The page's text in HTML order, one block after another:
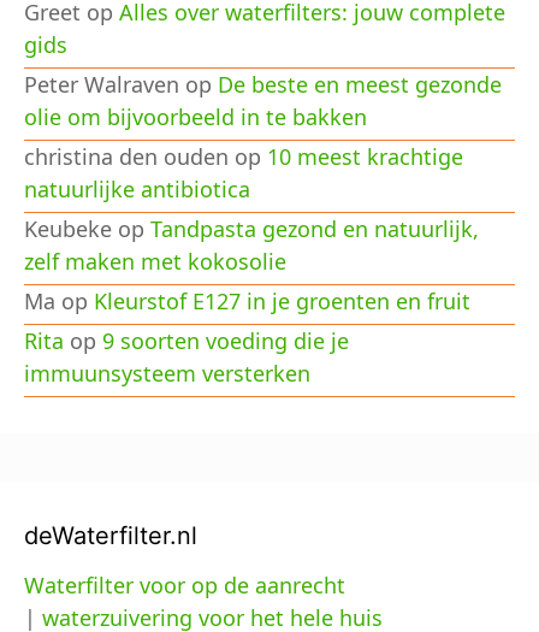
Greet op Alles over waterfilters: jouw complete
gids
Peter Walraven op De beste en meest gezonde
olie om bijvoorbeeld in te bakken
christina den ouden op 10 meest krachtige
natuurlijke antibiotica
Keubeke op Tandpasta gezond en natuurlijk,
zelf maken met kokosolie
Ma op Kleurstof E127 in je groenten en fruit
Rita op 9 soorten voeding die je
immuunsysteem versterken
deWaterfilter.nl
Waterfilter voor op de aanrecht
| waterzuivering voor het hele huis